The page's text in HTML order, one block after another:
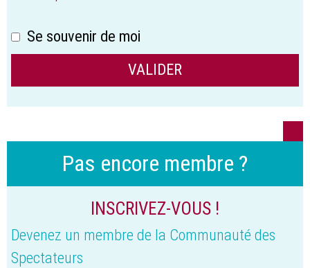
Se souvenir de moi
Pas encore membre ?
INSCRIVEZ-VOUS !
Devenez un membre de la Communauté des
Spectateurs